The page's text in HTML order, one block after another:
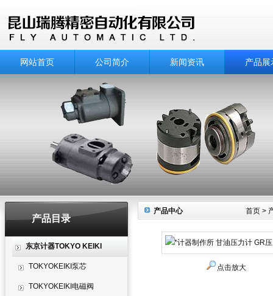
网站首页 公司简介 新闻资讯 产品展
产品目录
东京计器TOKYO KEIKI
TOKYOKEIKI泵芯
TOKYOKEIKI电磁阀
首页 >
产品中心
点击放大